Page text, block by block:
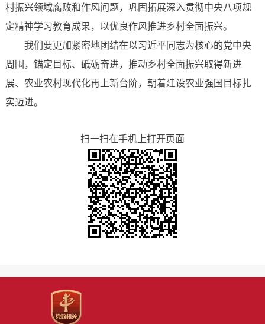
村振兴领域腐败和作风问题，巩固拓展深入贯彻中央八项规
定精神学习教育成果，以优良作风推进乡村全面振兴。
我们要更加紧密地团结在以习近平同志为核心的党中央
周围，锚定目标、砥砺奋进，推动乡村全面振兴取得新进
展、农业农村现代化再上新台阶，朝着建设农业强国目标扎
实迈进。
扫一扫在手机上打开页面